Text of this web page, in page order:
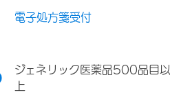
電子処方箋受付
ジェネリック医薬品500品目以
上